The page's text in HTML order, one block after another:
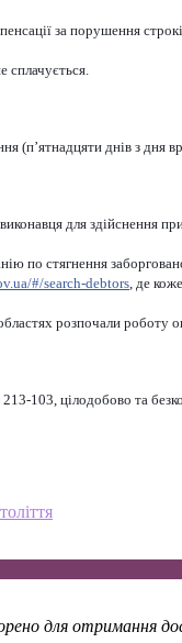
за порушення
сплачується.
(п’ятнадцяти днів з дня
для здійснення
по стягнення
#/search-debtors , де
розпочали роботу
103, цілодобово та
для отримання